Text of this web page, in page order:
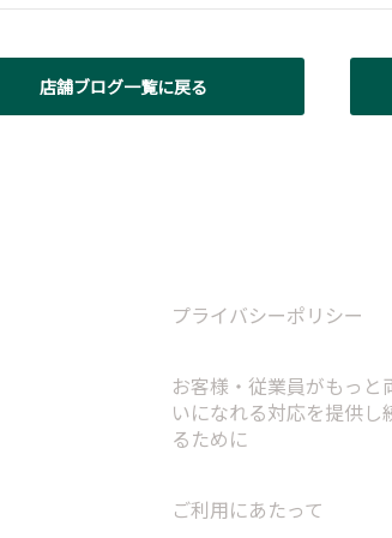
店舗ブログ一覧に戻る
プライバシーポリシー
お客様・従業員がもっと
いになれる対応を提供し
るために
ご利用にあたって